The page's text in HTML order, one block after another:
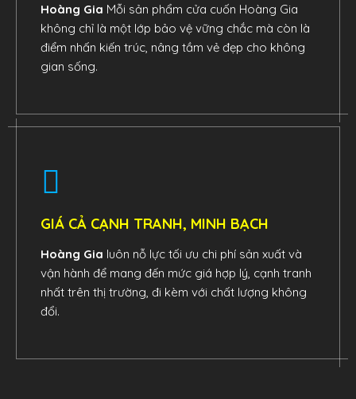
Hoàng Gia Mỗi sản phẩm cửa cuốn Hoàng Gia
không chỉ là một lớp bảo vệ vững chắc mà còn là
điểm nhấn kiến trúc, nâng tầm vẻ đẹp cho không
gian sống.
GIÁ CẢ CẠNH TRANH, MINH BẠCH
Hoàng Gia luôn nỗ lực tối ưu chi phí sản xuất và
vận hành để mang đến mức giá hợp lý, cạnh tranh
nhất trên thị trường, đi kèm với chất lượng không
đổi.